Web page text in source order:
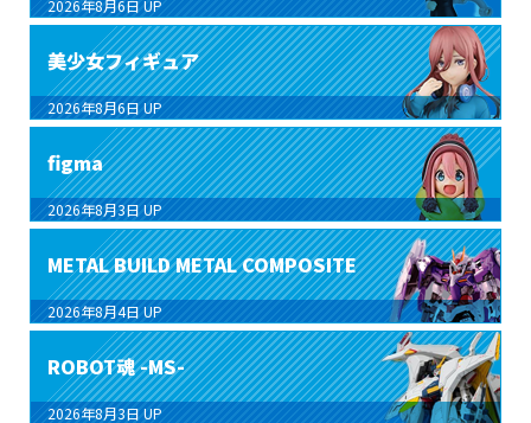
2026年8月6日 UP
美少女フィギュア
2026年8月6日 UP
figma
2026年8月3日 UP
METAL BUILD METAL COMPOSITE
2026年8月4日 UP
ROBOT魂 -MS-
2026年8月3日 UP